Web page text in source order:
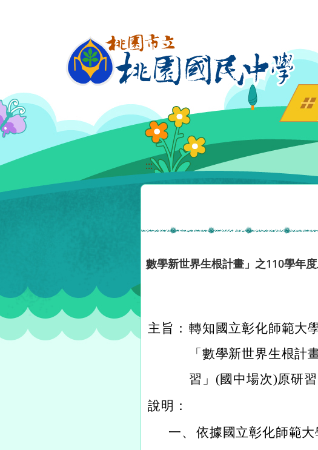
:::
數學新世界生根計畫」之110學年
主旨： 轉知國立彰化師範大
「數學新世界生根計
習」(國中場次)原研
說明：
一、 依據國立彰化師範